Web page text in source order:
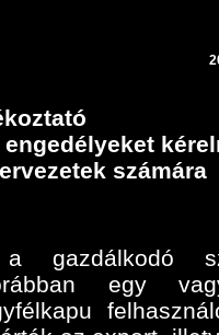
számára
gazdálkodó
egy